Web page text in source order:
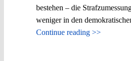
bestehen – die
weniger in den
Continue reading >>